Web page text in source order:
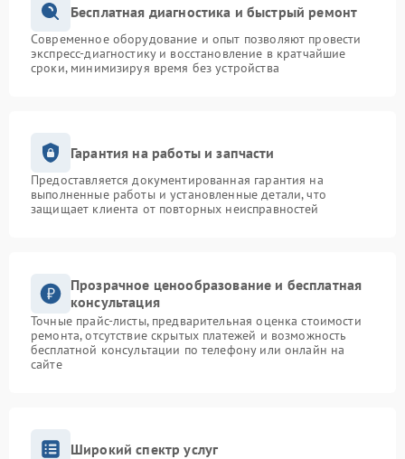
Бесплатная диагностика и быстрый ремонт
Современное оборудование и опыт позволяют провести
экспресс-диагностику и восстановление в кратчайшие
сроки, минимизируя время без устройства
Гарантия на работы и запчасти
Предоставляется документированная гарантия на
выполненные работы и установленные детали, что
защищает клиента от повторных неисправностей
Прозрачное ценообразование и бесплатная
консультация
Точные прайс-листы, предварительная оценка стоимости
ремонта, отсутствие скрытых платежей и возможность
бесплатной консультации по телефону или онлайн на
сайте
Широкий спектр услуг